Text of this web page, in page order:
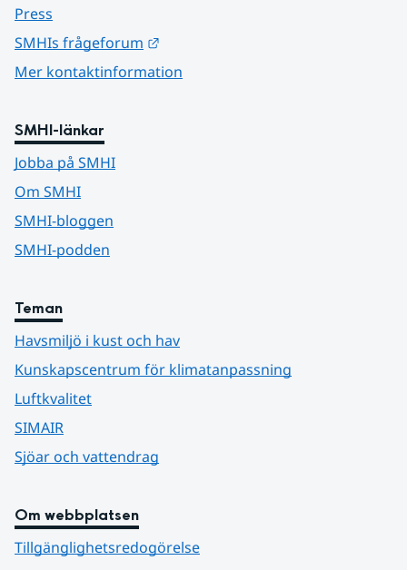
Press
SMHIs frågeforum
Mer kontaktinformation
SMHI-länkar
Jobba på SMHI
Om SMHI
SMHI-bloggen
SMHI-podden
Teman
Havsmiljö i kust och hav
Kunskapscentrum för klimatanpassning
Luftkvalitet
SIMAIR
Sjöar och vattendrag
Om webbplatsen
Tillgänglighetsredogörelse